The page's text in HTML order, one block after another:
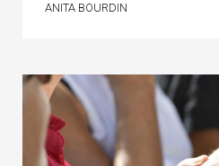
ANITA BOURDIN